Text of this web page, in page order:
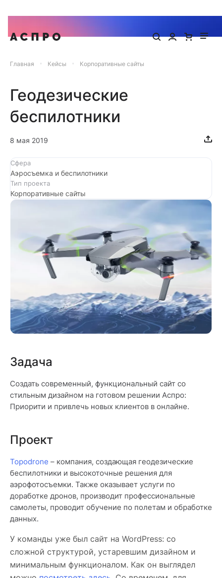
Главная Кейсы Корпоративные сайты
Геодезические
беспилотники
8 мая 2019
Задача
Создать современный, функциональный сайт со
стильным дизайном на готовом решении Аспро:
Приорити и привлечь новых клиентов в онлайне.
Проект
Topodrone – компания, создающая геодезические
беспилотники и высокоточные решения для
аэрофотосъемки. Также оказывает услуги по
доработке дронов, производит профессиональные
самолеты, проводит обучение по полетам и обработке
данных.
У команды уже был сайт на WordPress: со
сложной структурой, устаревшим дизайном и
минимальным функционалом. Как он выглядел
Сфера
Аэросъемка и беспилотники
Тип проекта
Корпоративные сайты